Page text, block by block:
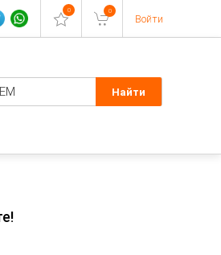
0 0
Войти